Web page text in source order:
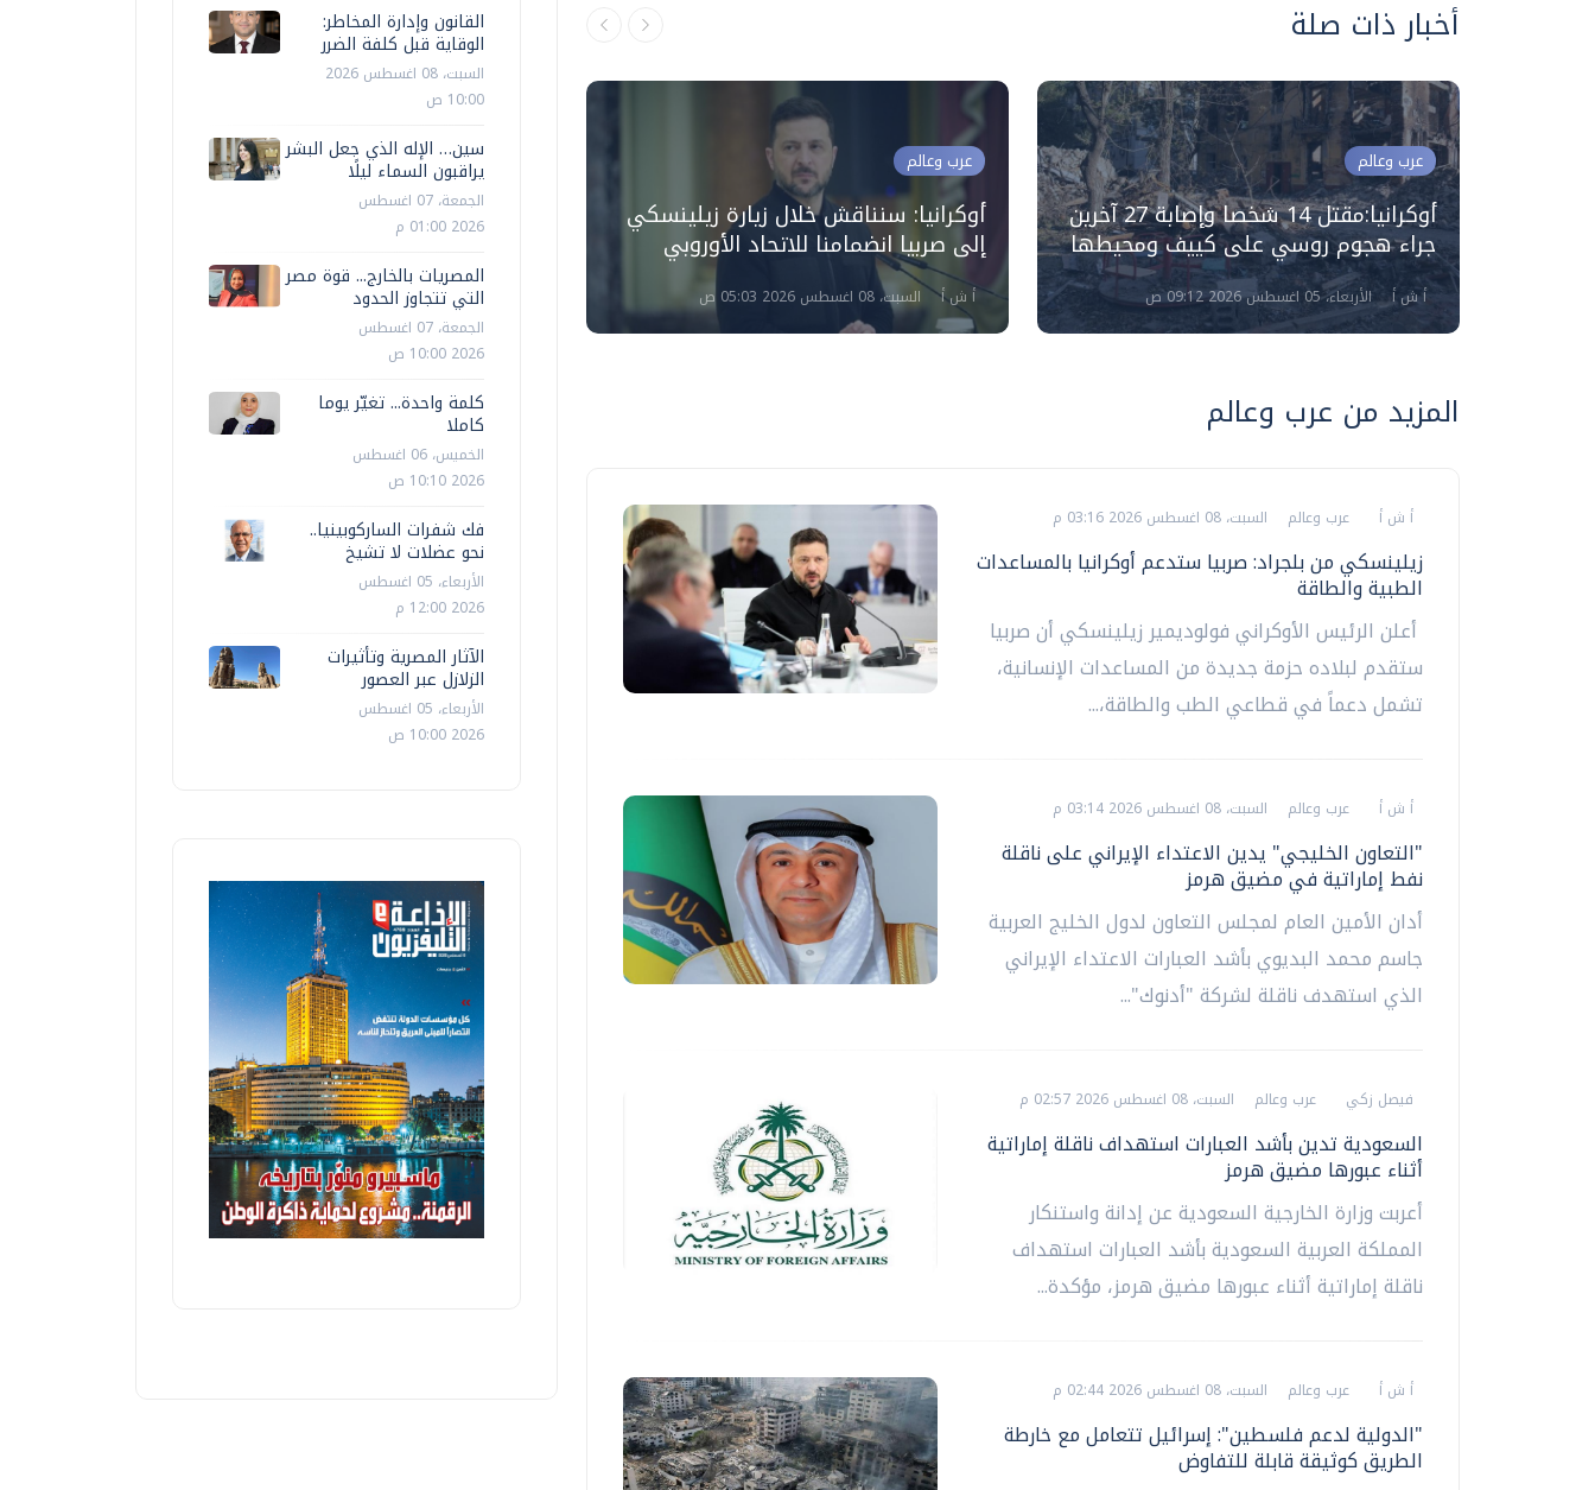
أخبار ذات صلة
القوات الروسية تسيطر على بلدتي بيلي
كولوديز وأوستينوفكا في مقاطعة
خاركوف
الإثنين، 03 اغسطس 2026 03:19 م
عرب وعالم
أوكرانيا: سنناقش خلال زيارة زيلينسكي
إلى صربيا انضمامنا للاتحاد الأوروبي
أ ش أ السبت، 08 اغسطس 2026 05:03 ص
عرب وعالم
أوكرانيا:مقتل 14 شخصا وإصابة 27 آخرين
جراء هجوم روسي على كييف ومحيطها
أ ش أ الأربعاء، 05 اغسطس 2026 09:12 ص
المزيد من عرب وعالم
أ ش أ عرب وعالم السبت، 08 اغسطس 2026 03:16 م
زيلينسكي من بلجراد: صربيا ستدعم أوكرانيا بالمساعدات
الطبية والطاقة
أعلن الرئيس الأوكراني فولوديمير زيلينسكي أن صربيا
ستقدم لبلاده حزمة جديدة من المساعدات الإنسانية،
تشمل دعماً في قطاعي الطب والطاقة،...
أ ش أ عرب وعالم السبت، 08 اغسطس 2026 03:14 م
"التعاون الخليجي" يدين الاعتداء الإيراني على ناقلة
نفط إماراتية في مضيق هرمز
​أدان الأمين العام لمجلس التعاون لدول الخليج العربية
جاسم محمد البديوي بأشد العبارات الاعتداء الإيراني
الذي استهدف ناقلة لشركة "أدنوك"...
فيصل زكي عرب وعالم السبت، 08 اغسطس 2026 02:57 م
السعودية تدين بأشد العبارات استهداف ناقلة إماراتية
أثناء عبورها مضيق هرمز
أعربت وزارة الخارجية السعودية عن إدانة واستنكار
المملكة العربية السعودية بأشد العبارات استهداف
ناقلة إماراتية أثناء عبورها مضيق هرمز، مؤكدة...
أ ش أ عرب وعالم السبت، 08 اغسطس 2026 02:44 م
"الدولية لدعم فلسطين": إسرائيل تتعامل مع خارطة
الطريق كوثيقة قابلة للتفاوض
القانون وإدارة المخاطر:
الوقاية قبل كلفة الضرر
السبت، 08 اغسطس 2026
10:00 ص
سين… الإله الذي جعل البشر
يراقبون السماء ليلًا
الجمعة، 07 اغسطس
2026 01:00 م
المصريات بالخارج... قوة مصر
التي تتجاوز الحدود
الجمعة، 07 اغسطس
2026 10:00 ص
كلمة واحدة... تغيّر يوما
كاملا
الخميس، 06 اغسطس
2026 10:10 ص
فك شفرات الساركوبينيا..
نحو عضلات لا تشيخ
الأربعاء، 05 اغسطس
2026 12:00 م
الآثار المصرية وتأثيرات
الزلازل عبر العصور
الأربعاء، 05 اغسطس
2026 10:00 ص